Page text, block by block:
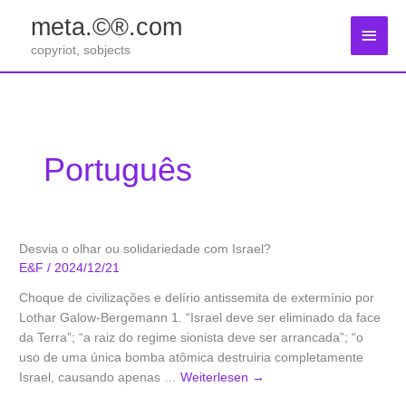
springen
meta.©®.com
copyriot, sobjects
Português
Desvia o olhar ou solidariedade com Israel?
E&F/ 2024/12/21
Choque de civilizações e delírio antissemita de extermínio por
Lothar Galow-Bergemann 1. “Israel deve ser eliminado da face
da Terra”; “a raiz do regime sionista deve ser arrancada”; “o
uso de uma única bomba atômica destruiria completamente
Israel, causando apenas …Weiterlesen →